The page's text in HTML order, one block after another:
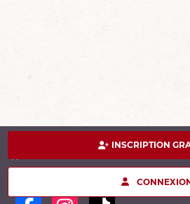
INSCRIPTION
Suivez-nous
Offres exclusives, jeux concours,